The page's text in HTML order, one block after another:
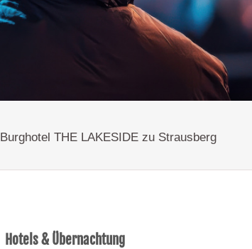
Burghotel THE LAKESIDE zu Strausberg
Hotels & Übernachtung